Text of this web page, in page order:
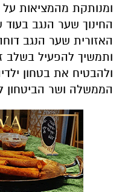
ומנותקת מהמציאות
החינוך שער הנגב
האזורית שער הנגב
ותמשיך להפעיל בשלב
ולהבטיח את בטחון
הממשלה ושר הביטחון